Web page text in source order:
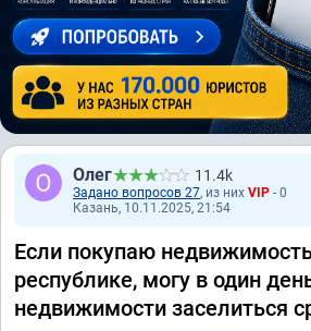
Олег 11.4k
Задано вопросов 27, из них VIP - 0
Казань, 10.11.2025, 21:54
Если покупаю
республике, могу в один
недвижимости заселиться